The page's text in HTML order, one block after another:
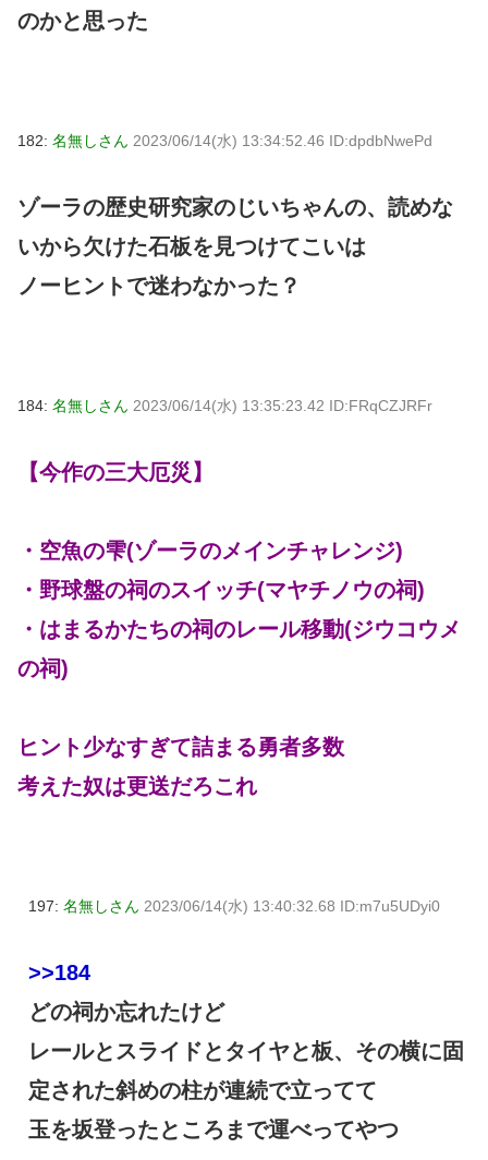
のかと思った
182: 名無しさん 2023/06/14(水) 13:34:52.46 ID:dpdbNwePd
ゾーラの歴史研究家のじいちゃんの、読めな
いから欠けた石板を見つけてこいは
ノーヒントで迷わなかった？
184: 名無しさん 2023/06/14(水) 13:35:23.42 ID:FRqCZJRFr
【今作の三大厄災】
・空魚の雫(ゾーラのメインチャレンジ)
・野球盤の祠のスイッチ(マヤチノウの祠)
・はまるかたちの祠のレール移動(ジウコウメ
の祠)
ヒント少なすぎて詰まる勇者多数
考えた奴は更送だろこれ
197: 名無しさん 2023/06/14(水) 13:40:32.68 ID:m7u5UDyi0
>>184
どの祠か忘れたけど
レールとスライドとタイヤと板、その横に固
定された斜めの柱が連続で立ってて
玉を坂登ったところまで運べってやつ